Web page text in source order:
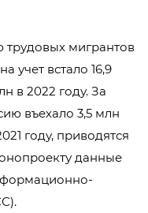
мигрантов
учет встало 16,9
в 2022 году. За
въехало 3,5 млн
году, приводятся
данные